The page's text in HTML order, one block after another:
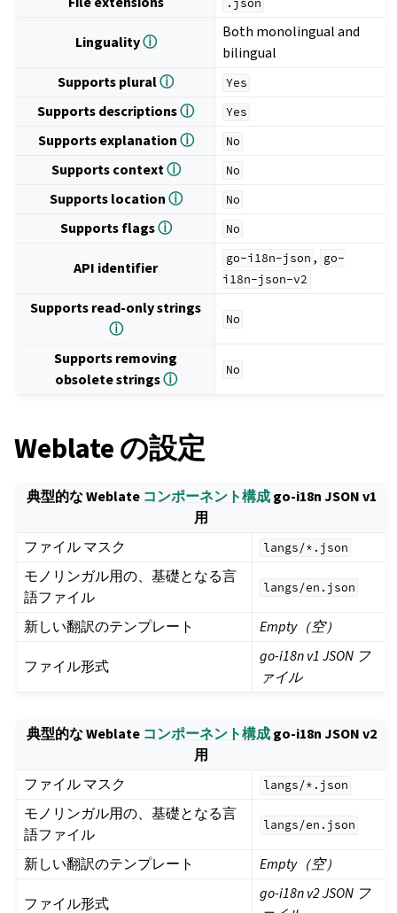
.json
Lingualityⓘ
Both monolingual and
bilingual
Supports pluralⓘ Yes
Supports descriptionsⓘ Yes
Supports explanationⓘ No
Supports contextⓘ No
Supports locationⓘ No
Supports flagsⓘ No
API identifier
go-i18n-json , go-
i18n-json-v2
Supports read-only strings
ⓘ
No
Supports removing
obsolete stringsⓘ
No
Weblate の設定
典型的な Weblate コンポーネント構成go-i18n JSON v1
用
ファイル マスク
langs/*.json
モノリンガル用の、基礎となる言
語ファイル
langs/en.json
新しい翻訳のテンプレート Empty（空）
ファイル形式
go-i18n v1 JSON フ
ァイル
典型的な Weblate コンポーネント構成go-i18n JSON v2
用
ファイル マスク
langs/*.json
モノリンガル用の、基礎となる言
語ファイル
langs/en.json
新しい翻訳のテンプレート Empty（空）
ファイル形式
go-i18n v2 JSON フ